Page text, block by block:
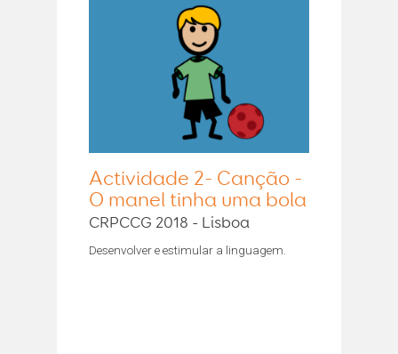
Actividade 2- Canção -
O manel tinha uma bola
CRPCCG 2018 - Lisboa
Desenvolver e estimular a linguagem.